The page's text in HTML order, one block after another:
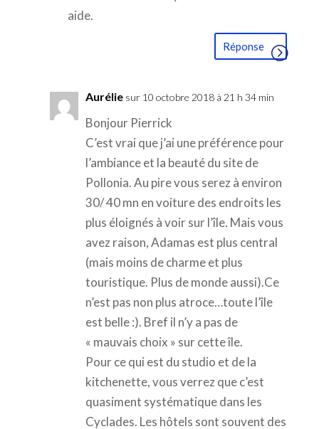
aide.
Réponse
Aurélie sur 10 octobre 2018 à 21 h 34 min
Bonjour Pierrick
C’est vrai que j’ai une préférence pour
l’ambiance et la beauté du site de
Pollonia. Au pire vous serez à environ
30/ 40 mn en voiture des endroits les
plus éloignés à voir sur l’île. Mais vous
avez raison, Adamas est plus central
(mais moins de charme et plus
touristique. Plus de monde aussi).Ce
n’est pas non plus atroce…toute l’île
est belle :). Bref il n’y a pas de
« mauvais choix » sur cette île.
Pour ce qui est du studio et de la
kitchenette, vous verrez que c’est
quasiment systématique dans les
Cyclades. Les hôtels sont souvent des